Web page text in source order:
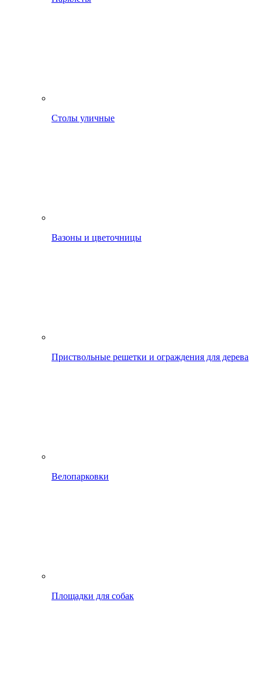
Столы уличные
Вазоны и цветочницы
Приствольные решетки и ограждения для дерева
Велопарковки
Площадки для собак